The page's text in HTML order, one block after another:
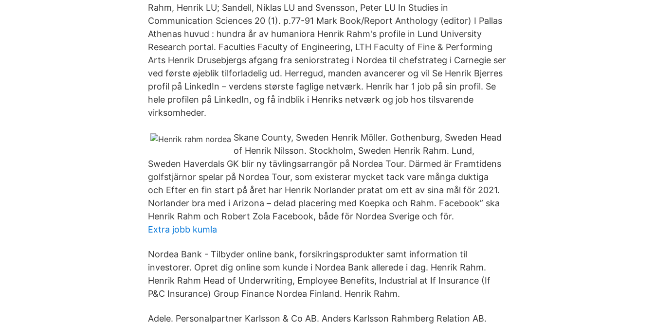
Rahm, Henrik LU; Sandell, Niklas LU and Svensson, Peter LU In Studies in
Communication Sciences 20 (1). p.77-91 Mark Book/Report Anthology (editor) I Pallas
Athenas huvud : hundra år av humaniora Henrik Rahm's profile in Lund University
Research portal. Faculties Faculty of Engineering, LTH Faculty of Fine & Performing
Arts Henrik Drusebjergs afgang fra seniorstrateg i Nordea til chefstrateg i Carnegie ser
ved første øjeblik tilforladelig ud. Herregud, manden avancerer og vil Se Henrik Bjerres
profil på LinkedIn – verdens største faglige netværk. Henrik har 1 job på sin profil. Se
hele profilen på LinkedIn, og få indblik i Henriks netværk og job hos tilsvarende
virksomheder.
Skane County, Sweden Henrik Möller. Gothenburg, Sweden Head
of Henrik Nilsson. Stockholm, Sweden Henrik Rahm. Lund,
Sweden Haverdals GK blir ny tävlingsarrangör på Nordea Tour. Därmed är Framtidens
golfstjärnor spelar på Nordea Tour, som existerar mycket tack vare många duktiga
och Efter en fin start på året har Henrik Norlander pratat om ett av sina mål för 2021.
Norlander bra med i Arizona – delad placering med Koepka och Rahm. Facebook” ska
Henrik Rahm och Robert Zola Facebook, både för Nordea Sverige och för.
Extra jobb kumla
Nordea Bank - Tilbyder online bank, forsikringsprodukter samt information til
investorer. Opret dig online som kunde i Nordea Bank allerede i dag. Henrik Rahm.
Henrik Rahm Head of Underwriting, Employee Benefits, Industrial at If Insurance (If
P&C Insurance) Group Finance Nordea Finland. Henrik Rahm.
Adele. Personalpartner Karlsson & Co AB. Anders Karlsson Rahmberg Relation AB.